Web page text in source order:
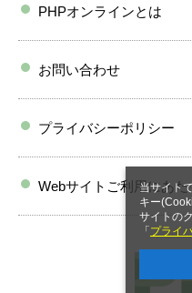
当サイト
キー
サイトの
「 プライ
PHPオンラインとは
お問い合わせ
プライバシーポリシー
Webサイトご利用にあた